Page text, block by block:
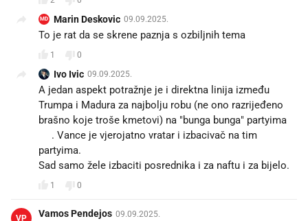
MD Marin Deskovic 09.09.2025.
To je rat da se skrene paznja s ozbiljnih tema
1 0
Ivo Ivic 09.09.2025.
A jedan aspekt potražnje je i direktna linija između
Trumpa i Madura za najbolju robu (ne ono razrijeđeno
brašno koje troše kmetovi) na "bunga bunga" partyima
😁. Vance je vjerojatno vratar i izbacivač na tim
partyima. 💪
Sad samo žele izbaciti posrednika i za naftu i za bijelo.
1 0
VP Vamos Pendejos 09.09.2025.